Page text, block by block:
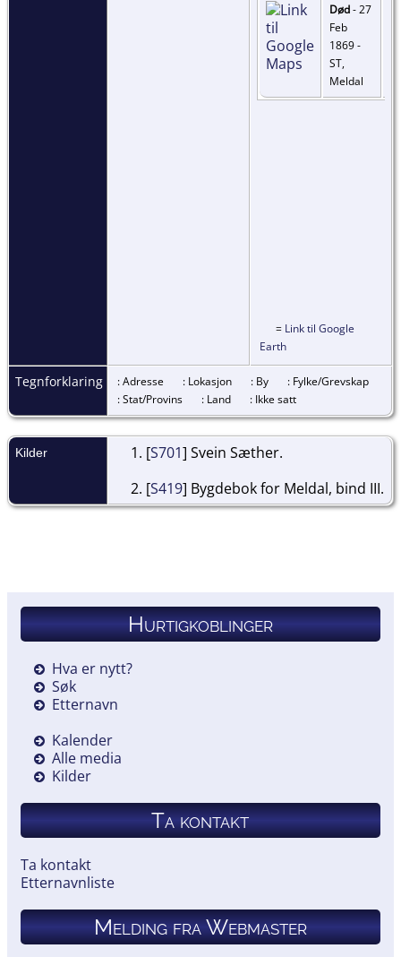
Død- 27
Feb
1869 -
ST,
Meldal
= Link til Google
Earth
Tegnforklaring : Adresse : Lokasjon : By
: Fylke/Grevskap
: Stat/Provins
: Land : Ikke satt
Kilder [S701] Svein Sæther.
[S419] Bygdebok for Meldal, bind III.
Hurtigkoblinger
Hva er nytt?
Søk
Etternavn
Kalender
Alle media
Kilder
Ta kontakt
Ta kontakt
Etternavnliste
Melding fra Webmaster